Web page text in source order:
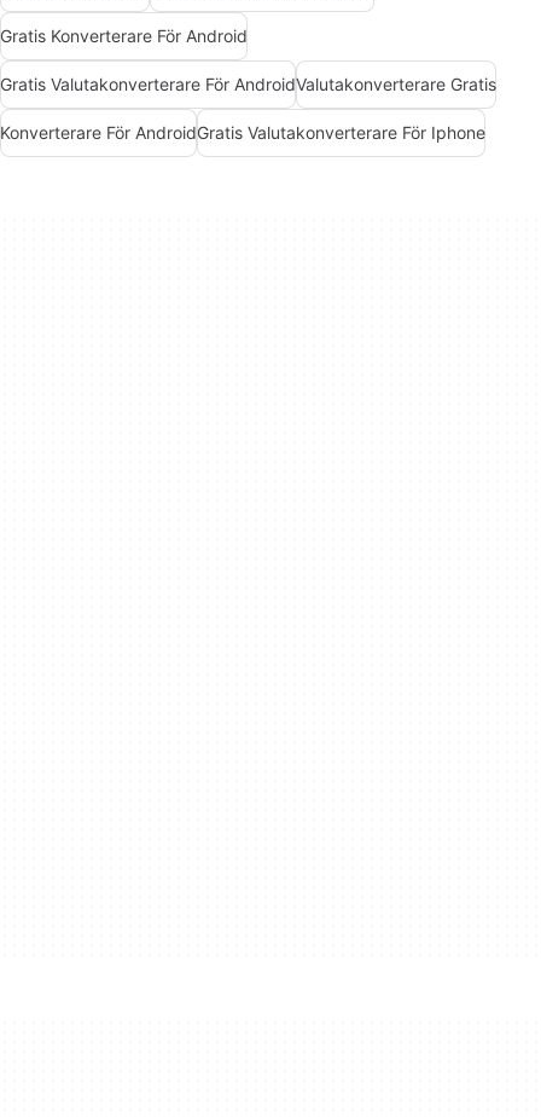
Gratis Konverterare För Android
Gratis Valutakonverterare För AndroidValutakonverterare Gratis
Konverterare För AndroidGratis Valutakonverterare För Iphone